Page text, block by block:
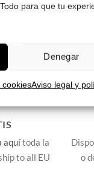
para que tu
Denegar
cookiesAviso legal y
aquítoda la
to all EU
o